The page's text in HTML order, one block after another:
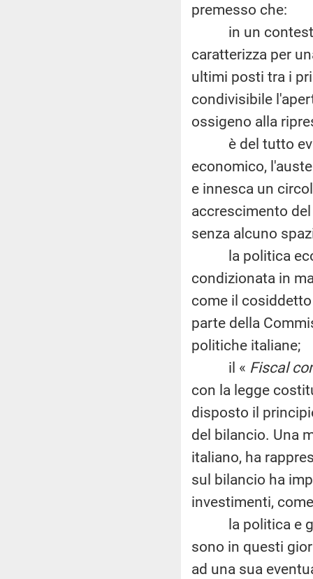
premesso che:
in un contesto
caratterizza per
ultimi posti tra i
condivisibile
ossigeno alla
è del tutto
economico,
e innesca un
accrescimento
senza alcuno
la politica
condizionata in
come il cosiddetto
parte della
politiche italiane;
il « Fiscal
con la legge
disposto il
del bilancio. Una
italiano, ha
sul bilancio ha
investimenti,
la politica e gli
sono in questi
ad una sua